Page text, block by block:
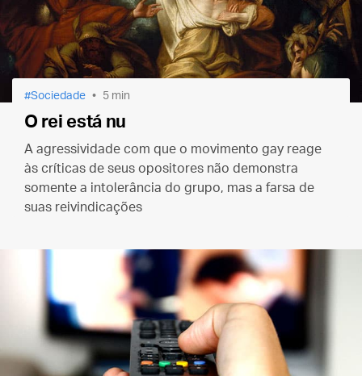
Sociedade 5 min
O rei está nu
A agressividade com que o movimento gay reage
às críticas de seus opositores não demonstra
somente a intolerância do grupo, mas a farsa de
suas reivindicações